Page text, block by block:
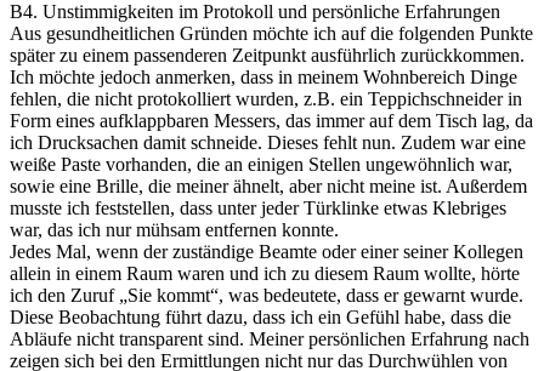
B4. Unstimmigkeiten im Protokoll und persönliche Erfahrungen
Aus gesundheitlichen Gründen möchte ich auf die folgenden Punkte
später zu einem passenderen Zeitpunkt ausführlich zurückkommen.
Ich möchte jedoch anmerken, dass in meinem Wohnbereich Dinge
fehlen, die nicht protokolliert wurden, z.B. ein Teppichschneider in
Form eines aufklappbaren Messers, das immer auf dem Tisch lag, da
ich Drucksachen damit schneide. Dieses fehlt nun. Zudem war eine
weiße Paste vorhanden, die an einigen Stellen ungewöhnlich war,
sowie eine Brille, die meiner ähnelt, aber nicht meine ist. Außerdem
musste ich feststellen, dass unter jeder Türklinke etwas Klebriges
war, das ich nur mühsam entfernen konnte.
Jedes Mal, wenn der zuständige Beamte oder einer seiner Kollegen
allein in einem Raum waren und ich zu diesem Raum wollte, hörte
ich den Zuruf „Sie kommt“, was bedeutete, dass er gewarnt wurde.
Diese Beobachtung führt dazu, dass ich ein Gefühl habe, dass die
Abläufe nicht transparent sind. Meiner persönlichen Erfahrung nach
zeigen sich bei den Ermittlungen nicht nur das Durchwühlen von